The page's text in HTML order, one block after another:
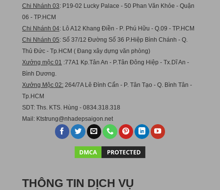
Chi Nhánh 03: P19-02 Lucky Palace - 50 Phan Văn Khỏe - Quận
06 - TP.HCM
Chi Nhánh 04: Lô A12 Khang Điền - P. Phú Hữu - Q.09 - TP.HCM
Chi Nhánh 05: Số 37/12 Đường Số 36 P.Hiệp Bình Chánh - Q.
Thủ Đức - Tp.HCM ( Đang xây dựng văn phòng)
Xưởng mộc 01
:77A1 Kp.Tân An - P.Tân Đông Hiệp - Tx.Dĩ An -
Bình Dương.
Xưởng Mộc 02: 264/7A Lê Đình Cẩn - P. Tân Tạo - Q. Bình Tân -
Tp.HCM
SDT: Ths. KTS. Hùng - 0834.318.318
Mail: Ktstrung@nhadepsaigon.net
THÔNG TIN DỊCH VỤ